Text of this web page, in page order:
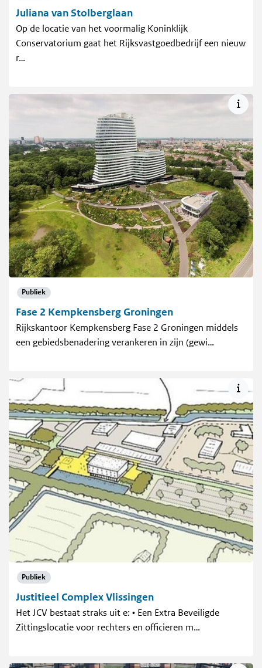
Juliana van Stolberglaan
Op de locatie van het voormalig Koninklijk
Conservatorium gaat het Rijksvastgoedbedrijf een nieuw
r…
Fase 2 Kempkensberg Groningen
Publiek
Rijkskantoor Kempkensberg Fase 2 Groningen middels
een gebiedsbenadering verankeren in zijn (gewi…
Justitieel Complex Vlissingen
Publiek
Het JCV bestaat straks uit e: • Een Extra Beveiligde
Zittingslocatie voor rechters en officieren m…